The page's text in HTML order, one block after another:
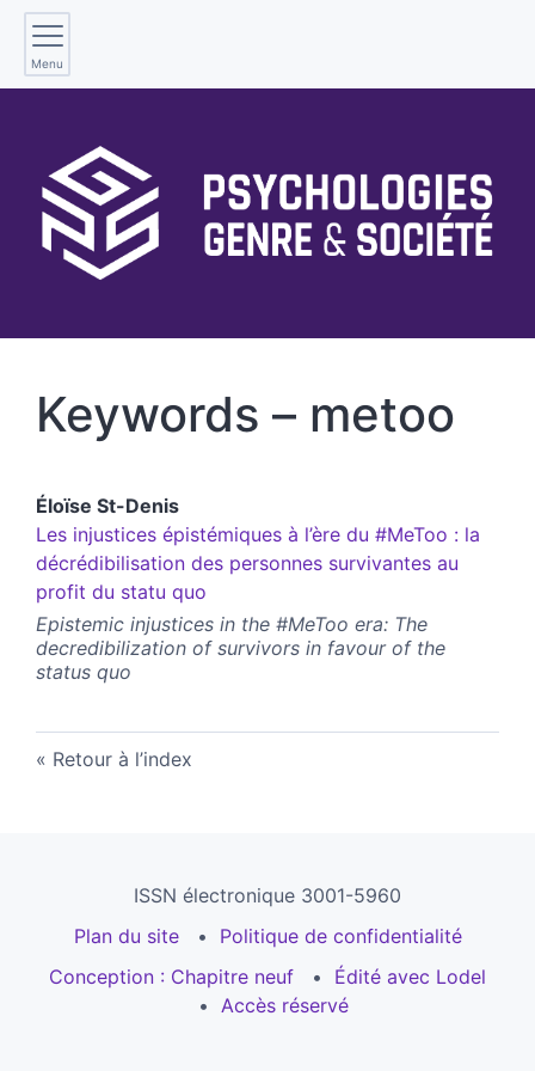
Menu
Keywords – metoo
Éloïse St-Denis
Les injustices épistémiques à l’ère du #MeToo : la
décrédibilisation des personnes survivantes au
profit du statu quo
Epistemic injustices in the #MeToo era: The
decredibilization of survivors in favour of the
status quo
Retour à l’index
ISSN électronique 3001-5960
Plan du site
Politique de confidentialité
Conception : Chapitre neuf
Édité avec Lodel
Accès réservé